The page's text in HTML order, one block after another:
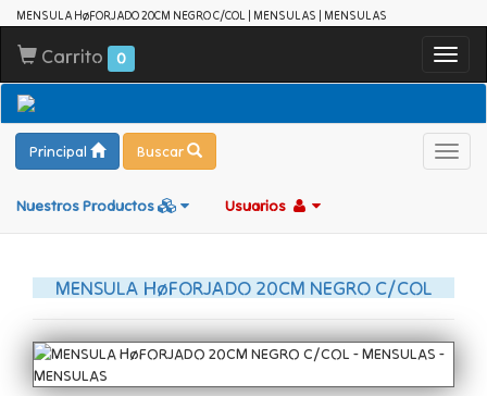
MENSULA HøFORJADO 20CM NEGRO C/COL | MENSULAS | MENSULAS
Carrito 0
Principal Buscar
Nuestros Productos Usuarios
MENSULA HøFORJADO 20CM NEGRO C/COL